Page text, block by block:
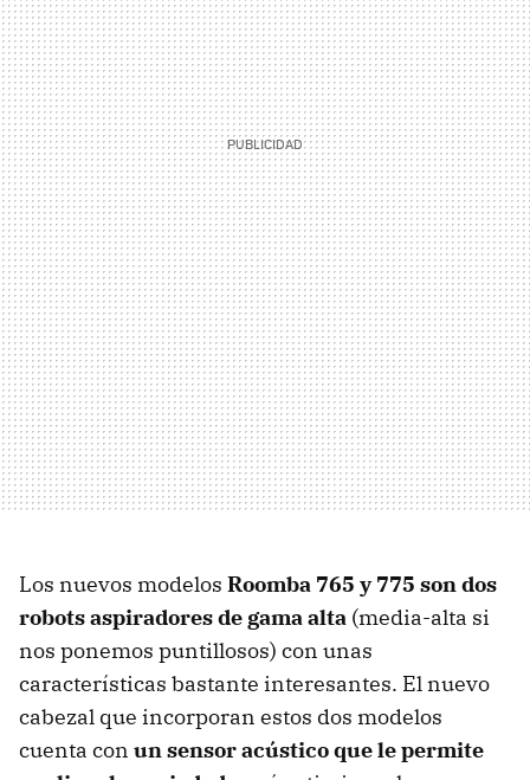
Los nuevos modelos Roomba 765 y 775 son dos
robots aspiradores de gama alta (media-alta si
nos ponemos puntillosos) con unas
características bastante interesantes. El nuevo
cabezal que incorporan estos dos modelos
cuenta con un sensor acústico que le permite